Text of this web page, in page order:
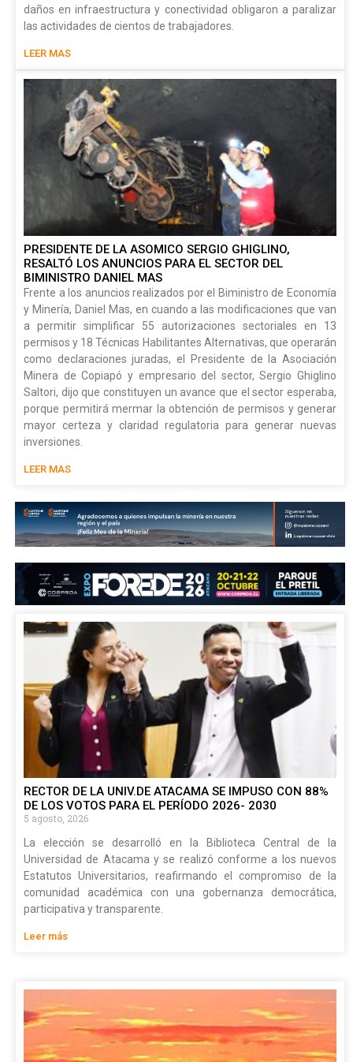
daños en infraestructura y conectividad obligaron a paralizar
las actividades de cientos de trabajadores.
LEER MAS
PRESIDENTE DE LA ASOMICO SERGIO GHIGLINO,
RESALTÓ LOS ANUNCIOS PARA EL SECTOR DEL
BIMINISTRO DANIEL MAS
Frente a los anuncios realizados por el Biministro de Economía
y Minería, Daniel Mas, en cuando a las modificaciones que van
a permitir simplificar 55 autorizaciones sectoriales en 13
permisos y 18 Técnicas Habilitantes Alternativas, que operarán
como declaraciones juradas, el Presidente de la Asociación
Minera de Copiapó y empresario del sector, Sergio Ghiglino
Saltori, dijo que constituyen un avance que el sector esperaba,
porque permitirá mermar la obtención de permisos y generar
mayor certeza y claridad regulatoria para generar nuevas
inversiones.
LEER MAS
RECTOR DE LA UNIV.DE ATACAMA SE IMPUSO CON 88%
DE LOS VOTOS PARA EL PERÍODO 2026- 2030
5 agosto, 2026
La elección se desarrolló en la Biblioteca Central de la
Universidad de Atacama y se realizó conforme a los nuevos
Estatutos Universitarios, reafirmando el compromiso de la
comunidad académica con una gobernanza democrática,
participativa y transparente.
Leer más